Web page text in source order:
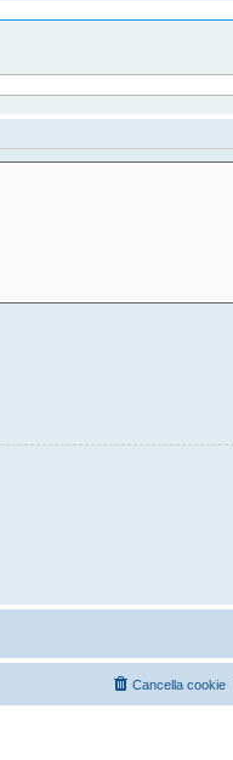
Cancella cookie